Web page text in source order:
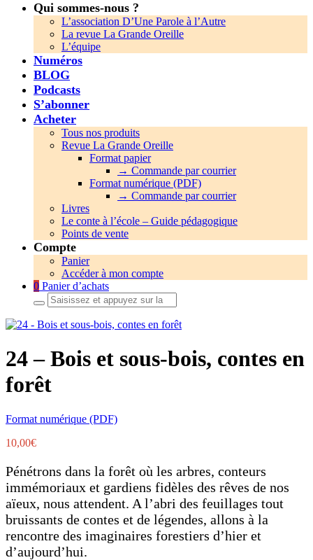
Qui sommes-nous ?
L’association D’Une Parole à l’Autre
La revue La Grande Oreille
L’équipe
Numéros
BLOG
Podcasts
S’abonner
Acheter
Tous nos produits
Revue La Grande Oreille
Format papier
→ Commande par courrier
Format numérique (PDF)
→ Commande par courrier
Livres
Le conte à l’école – Guide pédagogique
Points de vente
Compte
Panier
Accéder à mon compte
0 Panier d’achats
Search
for:
24 – Bois et sous-bois, contes en
forêt
Format numérique (PDF)
10,00€
Pénétrons dans la forêt où les arbres, conteurs
immémoriaux et gardiens fidèles des rêves de nos
aïeux, nous attendent. A l’abri des feuillages tout
bruissants de contes et de légendes, allons à la
rencontre des imaginaires forestiers d’hier et
d’aujourd’hui.